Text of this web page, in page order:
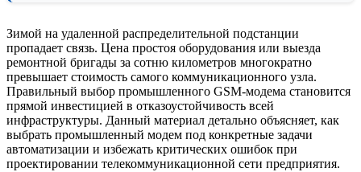
Зимой на удаленной распределительной подстанции
пропадает связь. Цена простоя оборудования или выезда
ремонтной бригады за сотню километров многократно
превышает стоимость самого коммуникационного узла.
Правильный выбор промышленного GSM-модема становится
прямой инвестицией в отказоустойчивость всей
инфраструктуры. Данный материал детально объясняет, как
выбрать промышленный модем под конкретные задачи
автоматизации и избежать критических ошибок при
проектировании телекоммуникационной сети предприятия.